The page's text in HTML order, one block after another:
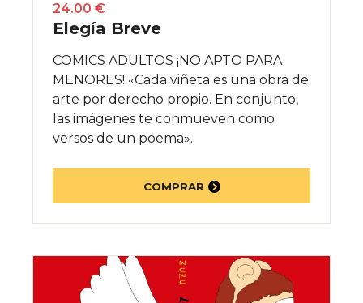
24.00 €
Elegía Breve
COMICS ADULTOS ¡NO APTO PARA
MENORES! «Cada viñeta es una obra de
arte por derecho propio. En conjunto,
las imágenes te conmueven como
versos de un poema».
COMPRAR